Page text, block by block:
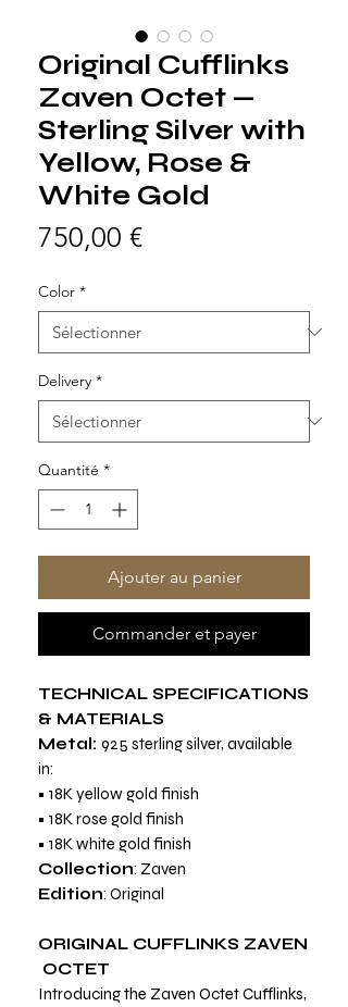
Original Cufflinks
Zaven Octet —
Sterling Silver with
Yellow, Rose &
White Gold
750,00 €Prix
Color *
Delivery *
Quantité *
Ajouter au panier
Commander et payer
TECHNICAL SPECIFICATIONS
& MATERIALS
Metal: 925 sterling silver, available
in:
• 18K yellow gold finish
• 18K rose gold finish
• 18K white gold finish
Collection: Zaven
Edition: Original
ORIGINAL CUFFLINKS ZAVEN
OCTET
Introducing the Zaven Octet Cufflinks,